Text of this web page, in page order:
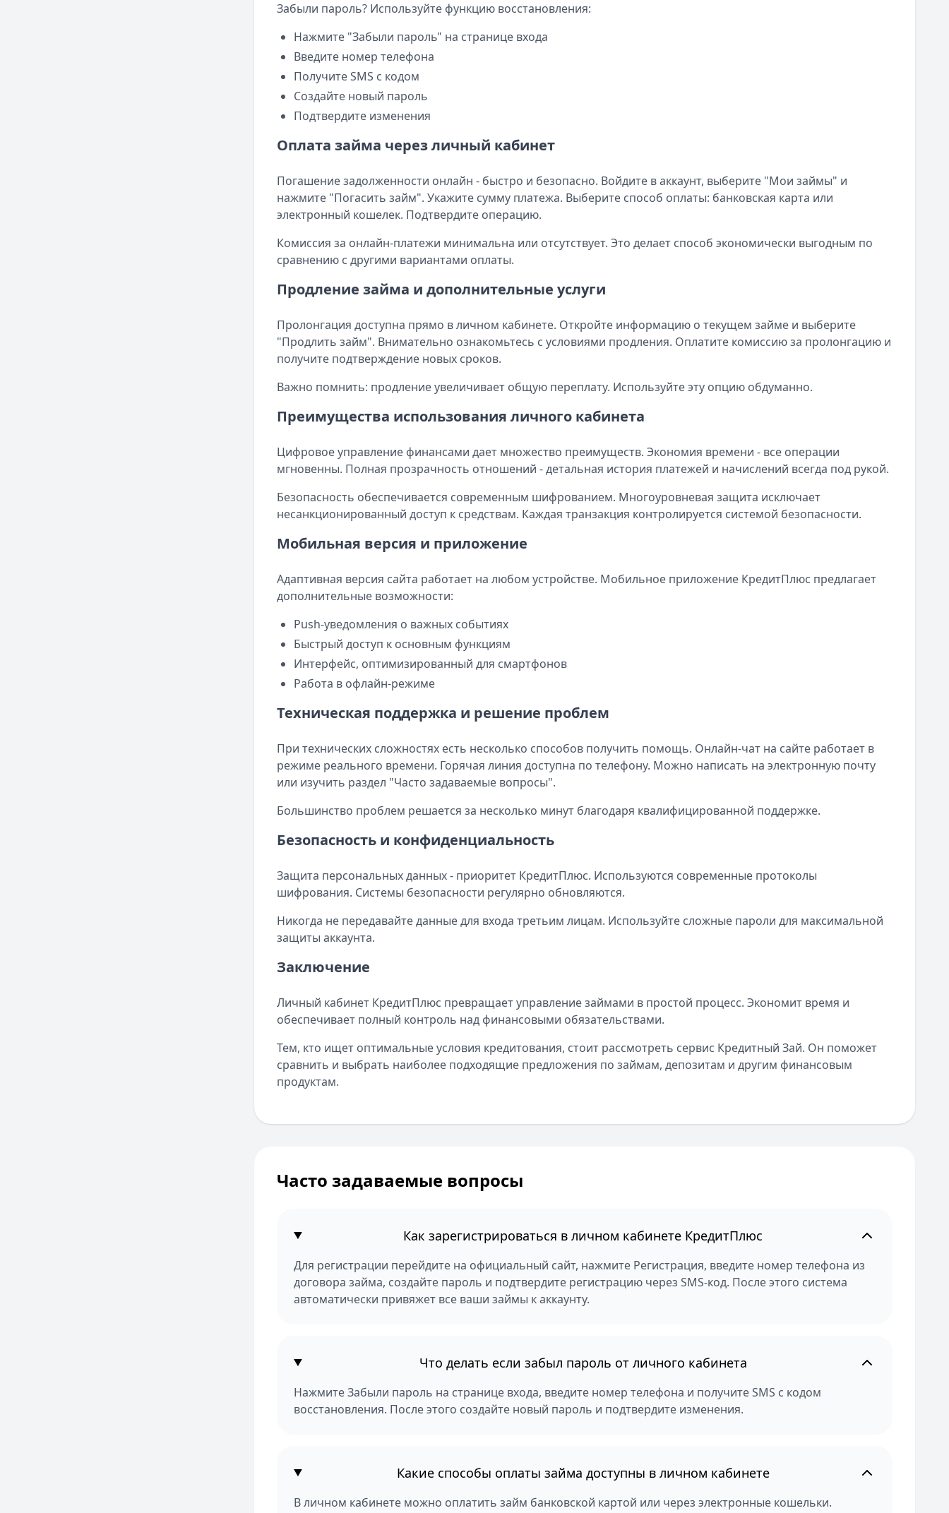
Забыли пароль? Используйте функцию восстановления:
Нажмите "Забыли пароль" на странице входа
Введите номер телефона
Получите SMS с кодом
Создайте новый пароль
Подтвердите изменения
Оплата займа через личный кабинет
Погашение задолженности онлайн - быстро и безопасно. Войдите в аккаунт, выберите "Мои займы" и
нажмите "Погасить займ". Укажите сумму платежа. Выберите способ оплаты: банковская карта или
электронный кошелек. Подтвердите операцию.
Комиссия за онлайн-платежи минимальна или отсутствует. Это делает способ экономически выгодным по
сравнению с другими вариантами оплаты.
Продление займа и дополнительные услуги
Пролонгация доступна прямо в личном кабинете. Откройте информацию о текущем займе и выберите
"Продлить займ". Внимательно ознакомьтесь с условиями продления. Оплатите комиссию за пролонгацию и
получите подтверждение новых сроков.
Важно помнить: продление увеличивает общую переплату. Используйте эту опцию обдуманно.
Преимущества использования личного кабинета
Цифровое управление финансами дает множество преимуществ. Экономия времени - все операции
мгновенны. Полная прозрачность отношений - детальная история платежей и начислений всегда под рукой.
Безопасность обеспечивается современным шифрованием. Многоуровневая защита исключает
несанкционированный доступ к средствам. Каждая транзакция контролируется системой безопасности.
Мобильная версия и приложение
Адаптивная версия сайта работает на любом устройстве. Мобильное приложение КредитПлюс предлагает
дополнительные возможности:
Push-уведомления о важных событиях
Быстрый доступ к основным функциям
Интерфейс, оптимизированный для смартфонов
Работа в офлайн-режиме
Техническая поддержка и решение проблем
При технических сложностях есть несколько способов получить помощь. Онлайн-чат на сайте работает в
режиме реального времени. Горячая линия доступна по телефону. Можно написать на электронную почту
или изучить раздел "Часто задаваемые вопросы".
Большинство проблем решается за несколько минут благодаря квалифицированной поддержке.
Безопасность и конфиденциальность
Защита персональных данных - приоритет КредитПлюс. Используются современные протоколы
шифрования. Системы безопасности регулярно обновляются.
Никогда не передавайте данные для входа третьим лицам. Используйте сложные пароли для максимальной
защиты аккаунта.
Заключение
Личный кабинет КредитПлюс превращает управление займами в простой процесс. Экономит время и
обеспечивает полный контроль над финансовыми обязательствами.
Тем, кто ищет оптимальные условия кредитования, стоит рассмотреть сервис Кредитный Зай. Он поможет
сравнить и выбрать наиболее подходящие предложения по займам, депозитам и другим финансовым
продуктам.
Часто задаваемые вопросы
Как зарегистрироваться в личном кабинете КредитПлюс
Для регистрации перейдите на официальный сайт, нажмите Регистрация, введите номер телефона из
договора займа, создайте пароль и подтвердите регистрацию через SMS-код. После этого система
автоматически привяжет все ваши займы к аккаунту.
Что делать если забыл пароль от личного кабинета
Нажмите Забыли пароль на странице входа, введите номер телефона и получите SMS с кодом
восстановления. После этого создайте новый пароль и подтвердите изменения.
Какие способы оплаты займа доступны в личном кабинете
В личном кабинете можно оплатить займ банковской картой или через электронные кошельки.